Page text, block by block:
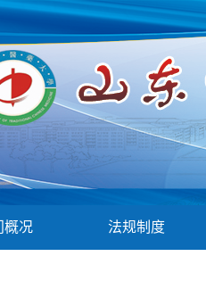
概况 法规制度